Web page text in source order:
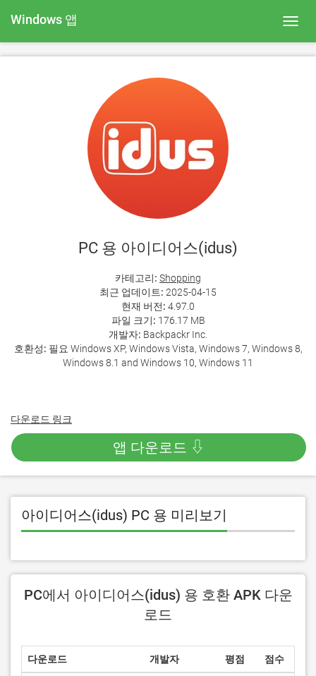
Windows 앱
PC 용 아이디어스(idus)
카테고리: Shopping
최근 업데이트: 2025-04-15
현재 버전: 4.97.0
파일 크기: 176.17 MB
개발자: Backpackr Inc.
호환성: 필요 Windows XP, Windows Vista, Windows 7, Windows 8,
Windows 8.1 and Windows 10, Windows 11
다운로드 링크
앱 다운로드 ⇩
아이디어스(idus) PC 용 미리보기
PC에서 아이디어스(idus) 용 호환 APK 다운
로드
다운로드 개발자 평점 점수